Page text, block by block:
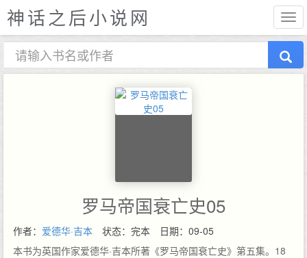
神话之后小说网
罗马帝国衰亡史05
作者： 爱德华·吉本 状态：完本
日期：09-05
本书为英国作家爱德华·吉本所著《罗马帝国衰亡史》第五集。18